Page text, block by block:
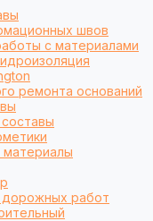
швов
с материалами
ремонта оснований
работ